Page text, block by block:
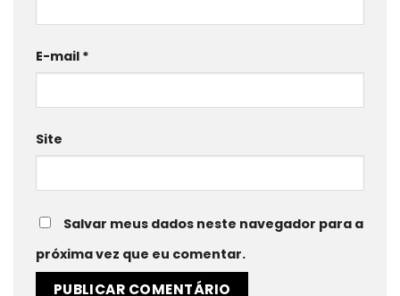
E-mail *
Site
Salvar meus dados neste navegador para a
próxima vez que eu comentar.